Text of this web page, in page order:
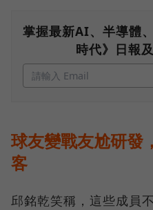
掌握最新AI、半導體
時代》日報
球友變戰友尬研發
客
邱銘乾笑稱，這些成員